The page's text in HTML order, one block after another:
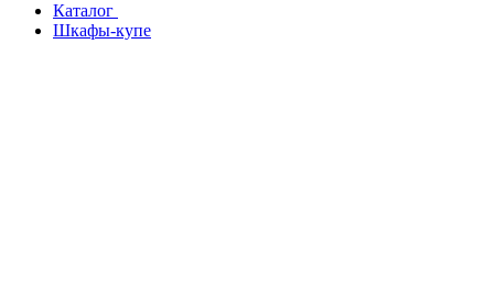
Каталог
Шкафы-купе